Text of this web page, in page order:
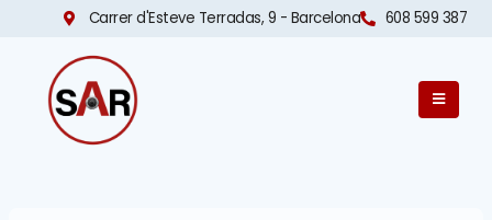
Carrer d'Esteve Terradas, 9 - Barcelona​ 608 599 387